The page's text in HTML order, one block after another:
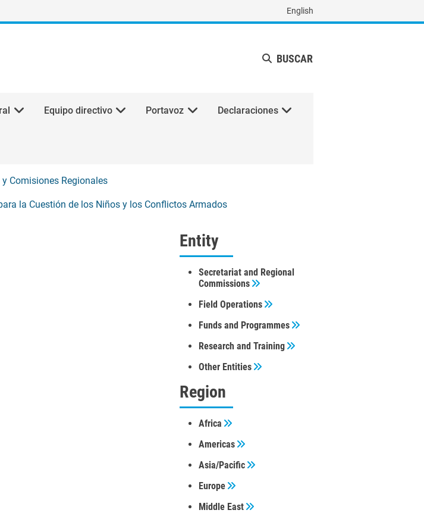
English
BUSCAR
Equipo directivo Portavoz Declaraciones
Comisiones Regionales
la Cuestión de los Niños y los Conflictos Armados
Entity
Secretariat and Regional
Commissions
Field Operations
Funds and Programmes
Research and Training
Other Entities
Region
Africa
Americas
Asia/Pacific
Europe
Middle East